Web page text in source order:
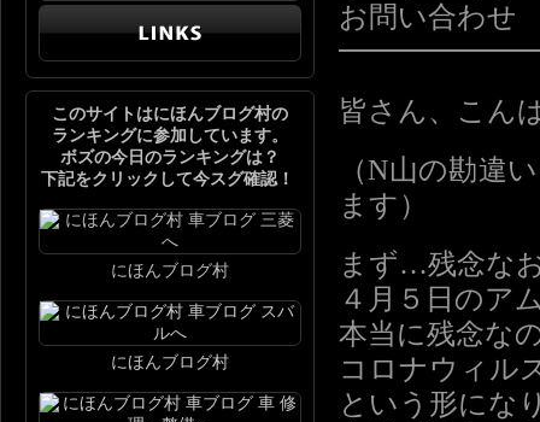
お問い合わ
皆さん、こん
（N山の勘違
ます）
まず…残念な
４月５日のア
本当に残念な
コロナウィル
という形にな
このサイトはにほんブログ村の
ランキングに参加しています。
ボズの今日のランキングは？
下記をクリックして今スグ確認！
にほんブログ村
にほんブログ村